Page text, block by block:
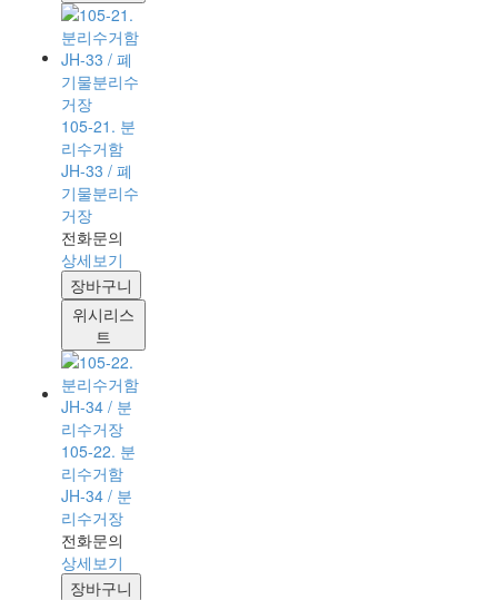
105-21. 분
리수거함
JH-33 / 폐
기물분리수
거장
전화문의
상세보기
장바구니
위시리스
트
105-22. 분
리수거함
JH-34 / 분
리수거장
전화문의
상세보기
장바구니